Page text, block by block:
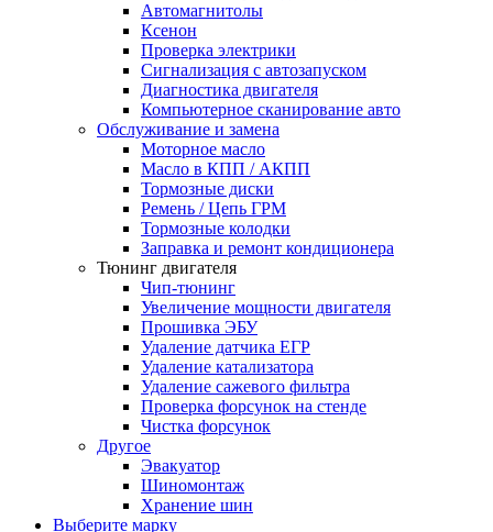
Автомагнитолы
Ксенон
Проверка электрики
Сигнализация с автозапуском
Диагностика двигателя
Компьютерное сканирование авто
Обслуживание и замена
Моторное масло
Масло в КПП / АКПП
Тормозные диски
Ремень / Цепь ГРМ
Тормозные колодки
Заправка и ремонт кондиционера
Тюнинг двигателя
Чип-тюнинг
Увеличение мощности двигателя
Прошивка ЭБУ
Удаление датчика ЕГР
Удаление катализатора
Удаление сажевого фильтра
Проверка форсунок на стенде
Чистка форсунок
Другое
Эвакуатор
Шиномонтаж
Хранение шин
Выберите марку